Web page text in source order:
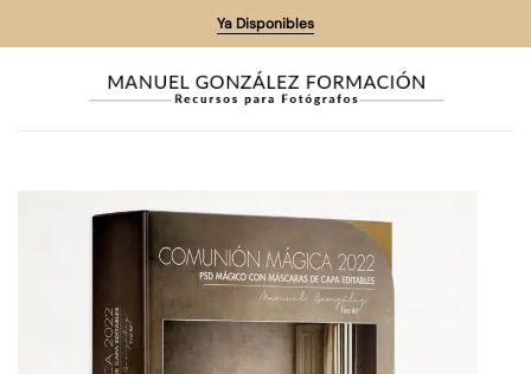
al
Ya Disponibles